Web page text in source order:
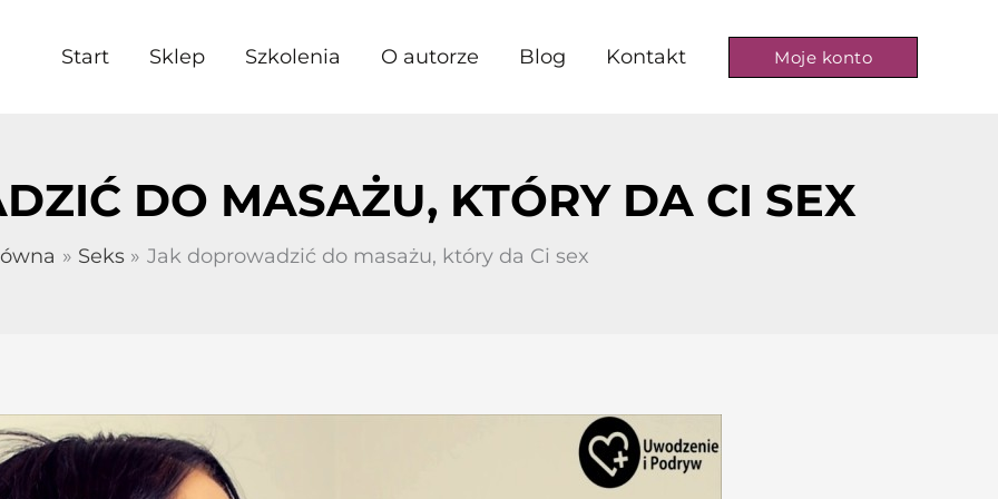
Start Sklep Szkolenia O autorze Blog Kontakt Moje konto
DO MASAŻU, KTÓRY DA CI SEX
Seks Jak doprowadzić do masażu, który da Ci sex